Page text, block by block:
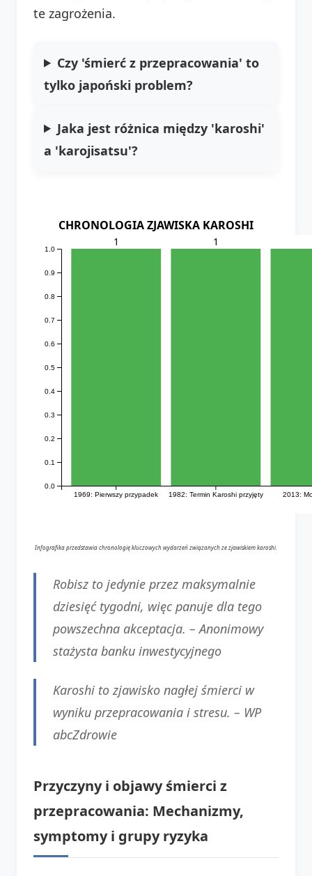
te zagrożenia.
Czy 'śmierć z przepracowania' to
tylko japoński problem?
Jaka jest różnica między 'karoshi'
a 'karojisatsu'?
CHRONOLOGIA ZJAWISKA KAROSHI
1969: Pierwszy przypadek 1982: Termin Karoshi przyjęty 2013:
0.0
0.1
0.2
0.3
0.4
0.5
0.6
0.7
0.8
0.9
1.0
1 1
Infografika przedstawia chronologię kluczowych wydarzeń związanych ze zjawiskiem karoshi.
Robisz to jedynie przez maksymalnie
dziesięć tygodni, więc panuje dla tego
powszechna akceptacja. –Anonimowy
stażysta banku inwestycyjnego
Karoshi to zjawisko nagłej śmierci w
wyniku przepracowania i stresu. – WP
abcZdrowie
Przyczyny i objawy śmierci z
przepracowania: Mechanizmy,
symptomy i grupy ryzyka